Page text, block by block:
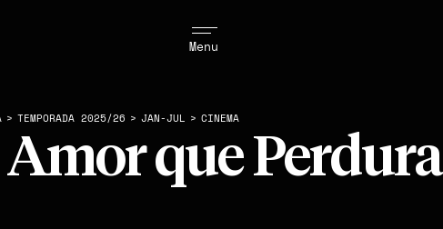
Menu
Amor que Perdura
> TEMPORADA 2025/26 > JAN-JUL > CINEMA